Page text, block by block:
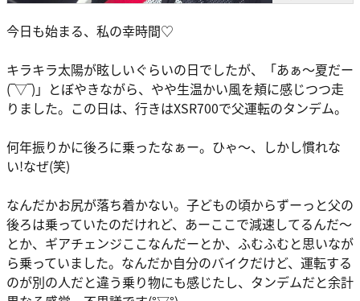
今日も始まる、私の幸時間♡
キラキラ太陽が眩しいぐらいの日でしたが、「あぁ～夏だー
(‾▽‾)」とぼやきながら、やや生温かい風を頬に感じつつ走
りました。この日は、行きはXSR700で父運転のタンデム。
何年振りかに後ろに乗ったなぁー。ひゃ～、しかし慣れな
い!なぜ(笑)
なんだかお尻が落ち着かない。子どもの頃からずーっと父の
後ろは乗っていたのだけれど、あーここで減速してるんだ～
とか、ギアチェンジここなんだーとか、ふむふむと思いなが
ら乗っていました。なんだか自分のバイクだけど、運転する
のが別の人だと違う乗り物にも感じたし、タンデムだと余計